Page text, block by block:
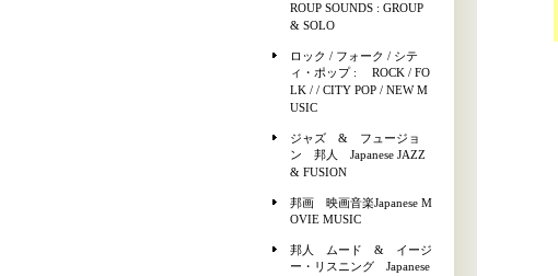
ROUP SOUNDS : GROUP
& SOLO
ロック / フォーク / シテ
ィ・ポップ : ROCK / FO
LK / / CITY POP / NEW M
USIC
ジャズ & フュージョ
ン 邦人 Japanese JAZZ
& FUSION
邦画 映画音楽Japanese M
OVIE MUSIC
邦人 ムード & イージ
ー・リスニング Japanese